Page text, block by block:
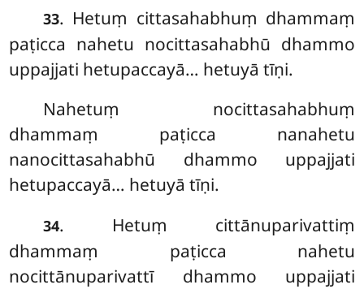
33. Hetuṃ cittasahabhuṃ dhammaṃ
paṭicca nahetu nocittasahabhū dhammo
uppajjati hetupaccayā… hetuyā tīṇi.
Nahetuṃ nocittasahabhuṃ
dhammaṃ paṭicca nanahetu
nanocittasahabhū dhammo uppajjati
hetupaccayā… hetuyātīṇi.
34. Hetuṃ cittānuparivattiṃ
dhammaṃ paṭicca nahetu
nocittānuparivattī dhammo uppajjati